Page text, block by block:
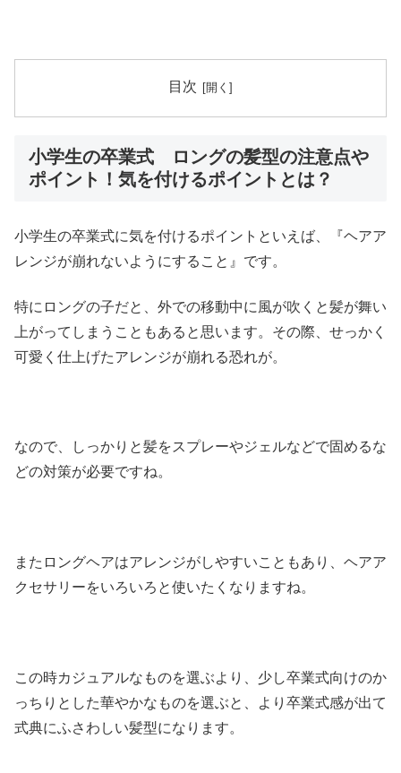
目次
小学生の卒業式 ロングの髪型の注意点や
ポイント！気を付けるポイントとは？
小学生の卒業式に気を付けるポイントといえば、『ヘアア
レンジが崩れないようにすること』です。
特にロングの子だと、外での移動中に風が吹くと髪が舞い
上がってしまうこともあると思います。その際、せっかく
可愛く仕上げたアレンジが崩れる恐れが。
なので、しっかりと髪をスプレーやジェルなどで固めるな
どの対策が必要ですね。
またロングヘアはアレンジがしやすいこともあり、ヘアア
クセサリーをいろいろと使いたくなりますね。
この時カジュアルなものを選ぶより、少し卒業式向けのか
っちりとした華やかなものを選ぶと、より卒業式感が出て
式典にふさわしい髪型になります。